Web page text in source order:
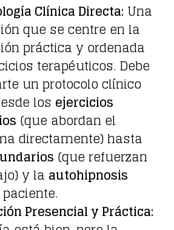
Clínica Directa: Una
que se centre en la
práctica y ordenada
terapéuticos. Debe
un protocolo clínico
los ejercicios
(que abordan el
directamente) hasta
(que refuerzan
y la autohipnosis
Presencial y Práctica: